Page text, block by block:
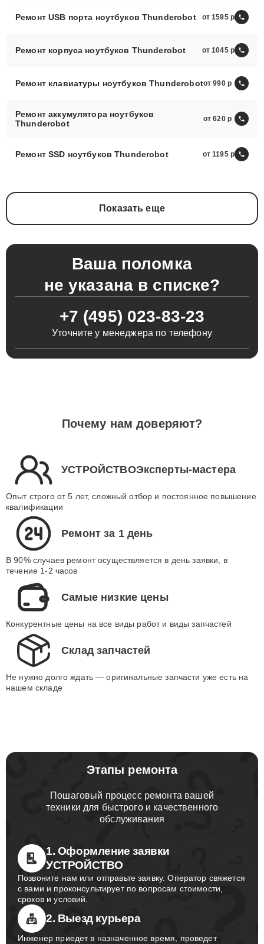
Ремонт USB порта ноутбуков Thunderobot от 1595
Ремонт корпуса ноутбуков Thunderobot от 1045
Ремонт клавиатуры ноутбуков Thunderobotот 990
Ремонт аккумулятора ноутбуков
Thunderobot
от 620
Ремонт SSD ноутбуков Thunderobot от 1195
Показать еще
Ваша поломка
не указана в списке?
+7 (495) 023-83-23
Уточните у менеджера по телефону
Почему нам доверяют?
УСТРОЙСТВОЭксперты-мастера
Опыт строго от 5 лет, сложный отбор и постоянное повышение
квалификации
Ремонт за 1 день
В 90% случаев ремонт осуществляется в день заявки, в
течение 1-2 часов
Самые низкие цены
Конкурентные цены на все виды работ и виды запчастей
Склад запчастей
Не нужно долго ждать — оригинальные запчасти уже есть на
нашем складе
Этапы ремонта
Пошаговый процесс ремонта вашей
техники для быстрого и качественного
обслуживания
1. Оформление заявки
УСТРОЙСТВО
Позвоните нам или отправьте заявку. Оператор свяжется
с вами и проконсультирует по вопросам стоимости,
сроков и условий.
2. Выезд курьера
Инженер приедет в назначенное время, проведет